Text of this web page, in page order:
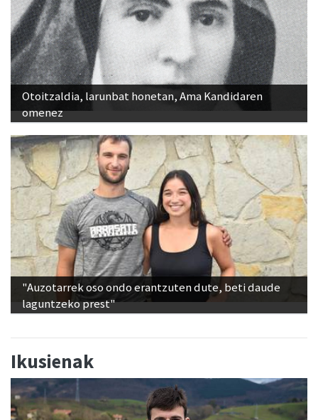
Otoitzaldia, larunbat honetan, Ama Kandidaren
omenez
"Auzotarrek oso ondo erantzuten dute, beti daude
laguntzeko prest"
Ikusienak